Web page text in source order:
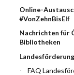
Online-
#VonZehnBisElf
Nachrichten für
Bibliotheken
Landesförderung
FAQ